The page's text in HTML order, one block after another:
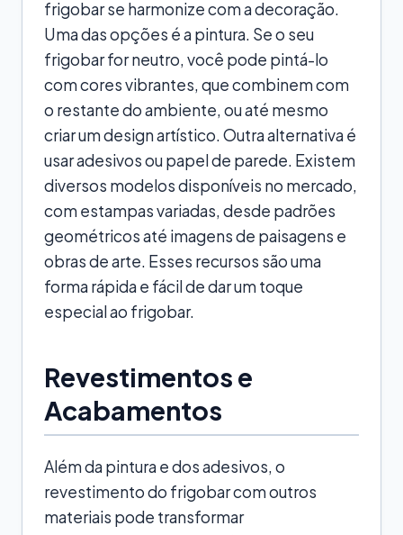
frigobar se harmonize com a decoração.
Uma das opções é a pintura. Se o seu
frigobar for neutro, você pode pintá-lo
com cores vibrantes, que combinem com
o restante do ambiente, ou até mesmo
criar um design artístico. Outra alternativa é
usar adesivos ou papel de parede. Existem
diversos modelos disponíveis no mercado,
com estampas variadas, desde padrões
geométricos até imagens de paisagens e
obras de arte. Esses recursos são uma
forma rápida e fácil de dar um toque
especial ao frigobar.
Revestimentos e
Acabamentos
Além da pintura e dos adesivos, o
revestimento do frigobar com outros
materiais pode transformar